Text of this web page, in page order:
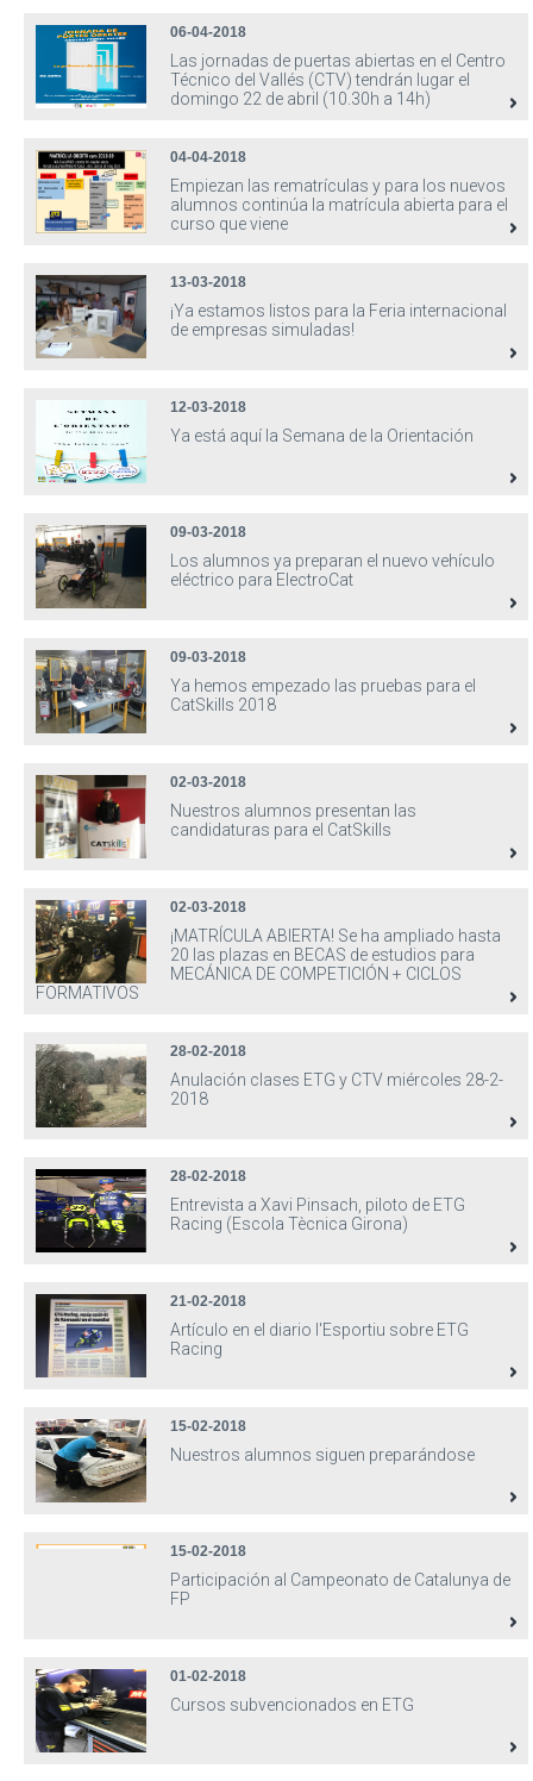
06-04-2018
Las jornadas de puertas abiertas en el Centro
Técnico del Vallés (CTV) tendrán lugar el
domingo 22 de abril (10.30h a 14h)
04-04-2018
Empiezan las rematrículas y para los nuevos
alumnos continúa la matrícula abierta para el
curso que viene
13-03-2018
¡Ya estamos listos para la Feria internacional
de empresas simuladas!
12-03-2018
Ya está aquí la Semana de la Orientación
09-03-2018
Los alumnos ya preparan el nuevo vehículo
eléctrico para ElectroCat
09-03-2018
Ya hemos empezado las pruebas para el
CatSkills 2018
02-03-2018
Nuestros alumnos presentan las
candidaturas para el CatSkills
02-03-2018
¡MATRÍCULA ABIERTA! Se ha ampliado hasta
20 las plazas en BECAS de estudios para
MECÁNICA DE COMPETICIÓN + CICLOS
FORMATIVOS
28-02-2018
Anulación clases ETG y CTV miércoles 28-2-
2018
28-02-2018
Entrevista a Xavi Pinsach, piloto de ETG
Racing (Escola Tècnica Girona)
21-02-2018
Artículo en el diario l'Esportiu sobre ETG
Racing
15-02-2018
Nuestros alumnos siguen preparándose
15-02-2018
Participación al Campeonato de Catalunya de
FP
01-02-2018
Cursos subvencionados en ETG